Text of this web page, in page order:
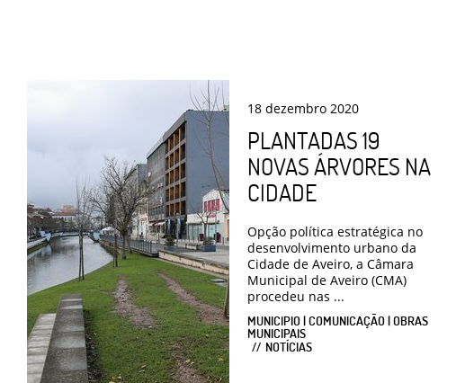
18 dezembro 2020
PLANTADAS 19
NOVAS ÁRVORES NA
CIDADE
Opção política estratégica no
desenvolvimento urbano da
Cidade de Aveiro, a Câmara
Municipal de Aveiro (CMA)
procedeu nas ...
MUNICIPIO | COMUNICAÇÃO | OBRAS
MUNICIPAIS
NOTÍCIAS